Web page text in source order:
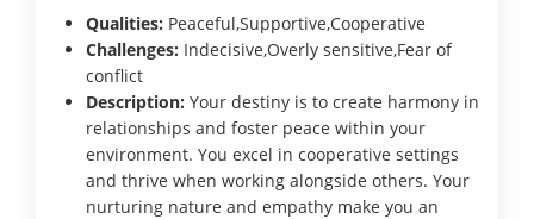
Qualities: Peaceful,Supportive,Cooperative
Challenges: Indecisive,Overly sensitive,Fear of
conflict
Description: Your destiny is to create harmony in
relationships and foster peace within your
environment. You excel in cooperative settings
and thrive when working alongside others. Your
nurturing nature and empathy make you an